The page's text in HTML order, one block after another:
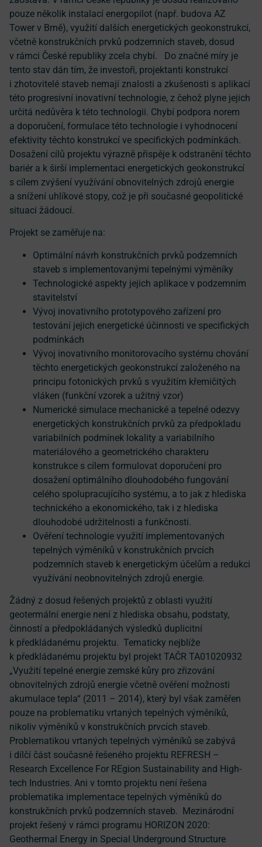
pouze několik instalací energopilot (např. budova AZ
Tower v Brně), využití dalších energetických geokonstrukcí,
včetně konstrukčních prvků podzemních staveb, dosud
v rámci České republiky zcela chybí. Do značné míry je
tento stav dán tím, že investoři, projektanti konstrukcí
i zhotovitelé staveb nemají znalosti a zkušenosti s aplikací
této progresivní inovativní technologie, z čehož plyne jejich
určitá nedůvěra k této technologii. Chybí podpora norem
a doporučení, formulace této technologie i vyhodnocení
efektivity těchto konstrukcí ve specifických podmínkách.
Dosažení cílů projektu výrazně přispěje k odstranění těchto
bariér a k širší implementaci energetických geokonstrukcí
s cílem zvýšení využívání obnovitelných zdrojů energie
a snížení uhlíkové stopy, což je při současné geopolitické
situaci žádoucí.
Projekt se zaměřuje na:
Optimální návrh konstrukčních prvků podzemních
staveb s implementovanými tepelnými výměníky
Technologické aspekty jejich aplikace v podzemním
stavitelství
Vývoj inovativního prototypového zařízení pro
testování jejich energetické účinnosti ve specifických
podmínkách
Vývoj inovativního monitorovacího systému chování
těchto energetických geokonstrukcí založeného na
principu fotonických prvků s využitím křemičitých
vláken (funkční vzorek a užitný vzor)
Numerické simulace mechanické a tepelné odezvy
energetických konstrukčních prvků za předpokladu
variabilních podmínek lokality a variabilního
materiálového a geometrického charakteru
konstrukce s cílem formulovat doporučení pro
dosažení optimálního dlouhodobého fungování
celého spolupracujícího systému, a to jak z hlediska
technického a ekonomického, tak i z hlediska
dlouhodobé udržitelnosti a funkčnosti.
Ověření technologie využití implementovaných
tepelných výměníků v konstrukčních prvcích
podzemních staveb k energetickým účelům a redukci
využívání neobnovitelných zdrojů energie.
Žádný z dosud řešených projektů z oblasti využití
geotermální energie není z hlediska obsahu, podstaty,
činností a předpokládaných výsledků duplicitní
k předkládanému projektu. Tematicky nejblíže
k předkládanému projektu byl projekt TAČR TA01020932
„Využití tepelné energie zemské kůry pro zřizování
obnovitelných zdrojů energie včetně ověření možnosti
akumulace tepla“ (2011 – 2014), který byl však zaměřen
pouze na problematiku vrtaných tepelných výměníků,
nikoliv výměníků v konstrukčních prvcích staveb.
Problematikou vrtaných tepelných výměníků se zabývá
i dílčí část současně řešeného projektu REFRESH –
Research Excellence For REgion Sustainability and High-
tech Industries. Ani v tomto projektu není řešena
problematika implementace tepelných výměníků do
konstrukčních prvků podzemních staveb. Mezinárodní
projekt řešený v rámci programu HORIZON 2020:
Geothermal Energy in Special Underground Structure